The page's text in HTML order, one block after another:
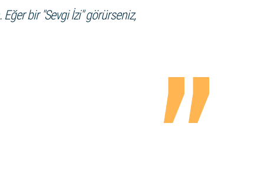
bir "Sevgi İzi" görürseniz,